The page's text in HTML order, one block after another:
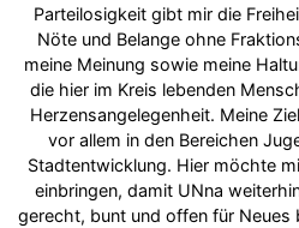
Parteilosigkeit gibt mir die
Nöte und Belange ohne
meine Meinung sowie meine
die hier im Kreis lebenden
Herzensangelegenheit. Meine
vor allem in den Bereichen
Stadtentwicklung. Hier möchte
einbringen, damit UNna
gerecht, bunt und offen für Neues